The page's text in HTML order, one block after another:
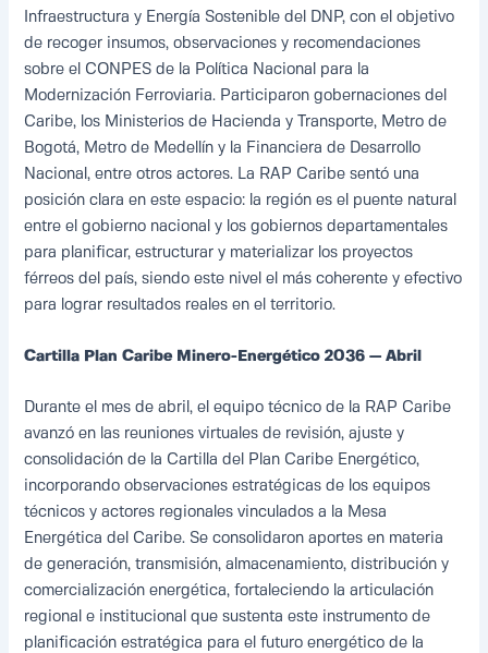
Infraestructura y Energía Sostenible del DNP, con el objetivo
de recoger insumos, observaciones y recomendaciones
sobre el CONPES de la Política Nacional para la
Modernización Ferroviaria. Participaron gobernaciones del
Caribe, los Ministerios de Hacienda y Transporte, Metro de
Bogotá, Metro de Medellín y la Financiera de Desarrollo
Nacional, entre otros actores. La RAP Caribe sentó una
posición clara en este espacio: la región es el puente natural
entre el gobierno nacional y los gobiernos departamentales
para planificar, estructurar y materializar los proyectos
férreos del país, siendo este nivel el más coherente y efectivo
para lograr resultados reales en el territorio.
Cartilla Plan Caribe Minero-Energético 2036 — Abril
Durante el mes de abril, el equipo técnico de la RAP Caribe
avanzó en las reuniones virtuales de revisión, ajuste y
consolidación de la Cartilla del Plan Caribe Energético,
incorporando observaciones estratégicas de los equipos
técnicos y actores regionales vinculados a la Mesa
Energética del Caribe. Se consolidaron aportes en materia
de generación, transmisión, almacenamiento, distribución y
comercialización energética, fortaleciendo la articulación
regional e institucional que sustenta este instrumento de
planificación estratégica para el futuro energético de la